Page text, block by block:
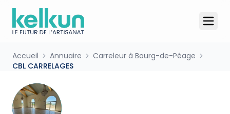
Accueil Annuaire
Carreleur à Bourg-de-Péage
CBL CARRELAGES